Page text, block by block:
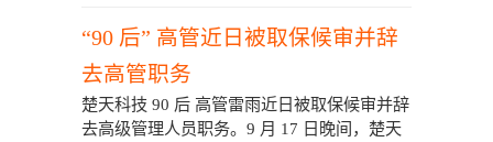
“90 后” 高管近日被取保候审并辞
去高管职务
楚天科技 90 后 高管雷雨近日被取保候审并辞
去高级管理人员职务。9 月 17 日晚间，楚天